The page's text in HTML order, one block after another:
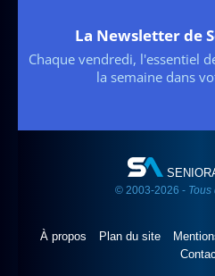
La Newsletter de
Chaque vendredi, l'essentiel
la semaine dans
© 2003-2026 - Tous
À propos Plan du site